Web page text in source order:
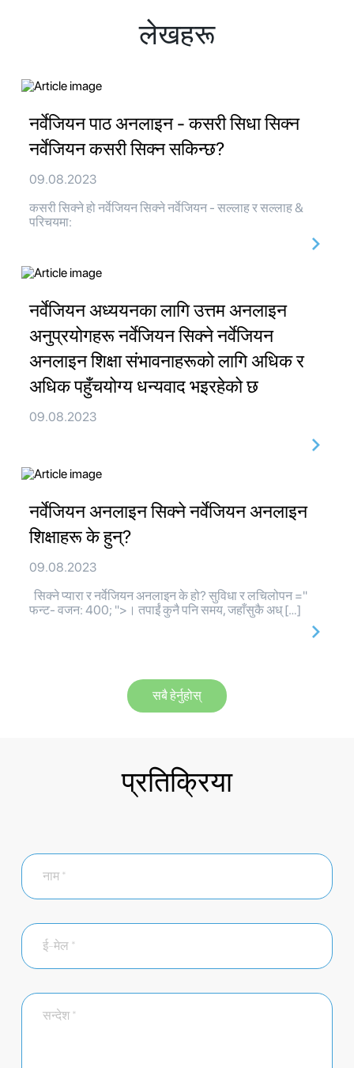
लेखहरू
नर्वेजियन पाठ अनलाइन - कसरी सिधा सिक्न
नर्वेजियन कसरी सिक्न सकिन्छ?
09.08.2023
कसरी सिक्ने हो नर्वेजियन सिक्ने नर्वेजियन - सल्लाह र सल्लाह &
परिचयमा:
नर्वेजियन अध्ययनका लागि उत्तम अनलाइन
अनुप्रयोगहरू नर्वेजियन सिक्ने नर्वेजियन
अनलाइन शिक्षा संभावनाहरूको लागि अधिक र
अधिक पहुँचयोग्य धन्यवाद भइरहेको छ
09.08.2023
नर्वेजियन अनलाइन सिक्ने नर्वेजियन अनलाइन
शिक्षाहरू के हुन्?
09.08.2023
सिक्ने प्यारा र नर्वेजियन अनलाइन के हो? सुविधा र लचिलोपन ="
फन्ट- वजन: 400; ">। तपाईं कुनै पनि समय, जहाँसुकै अध् […]
सबै हेर्नुहोस्
प्रतिक्रिया